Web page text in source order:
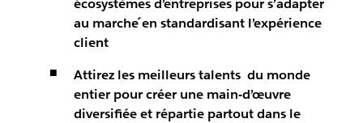
écosystèmes d’entreprises pour s’adapter
au marche ́en standardisant l’expérience
client
Attirez les meilleurs talents du monde
entier pour créer une main-d’œuvre
diversifiée et répartie partout dans le